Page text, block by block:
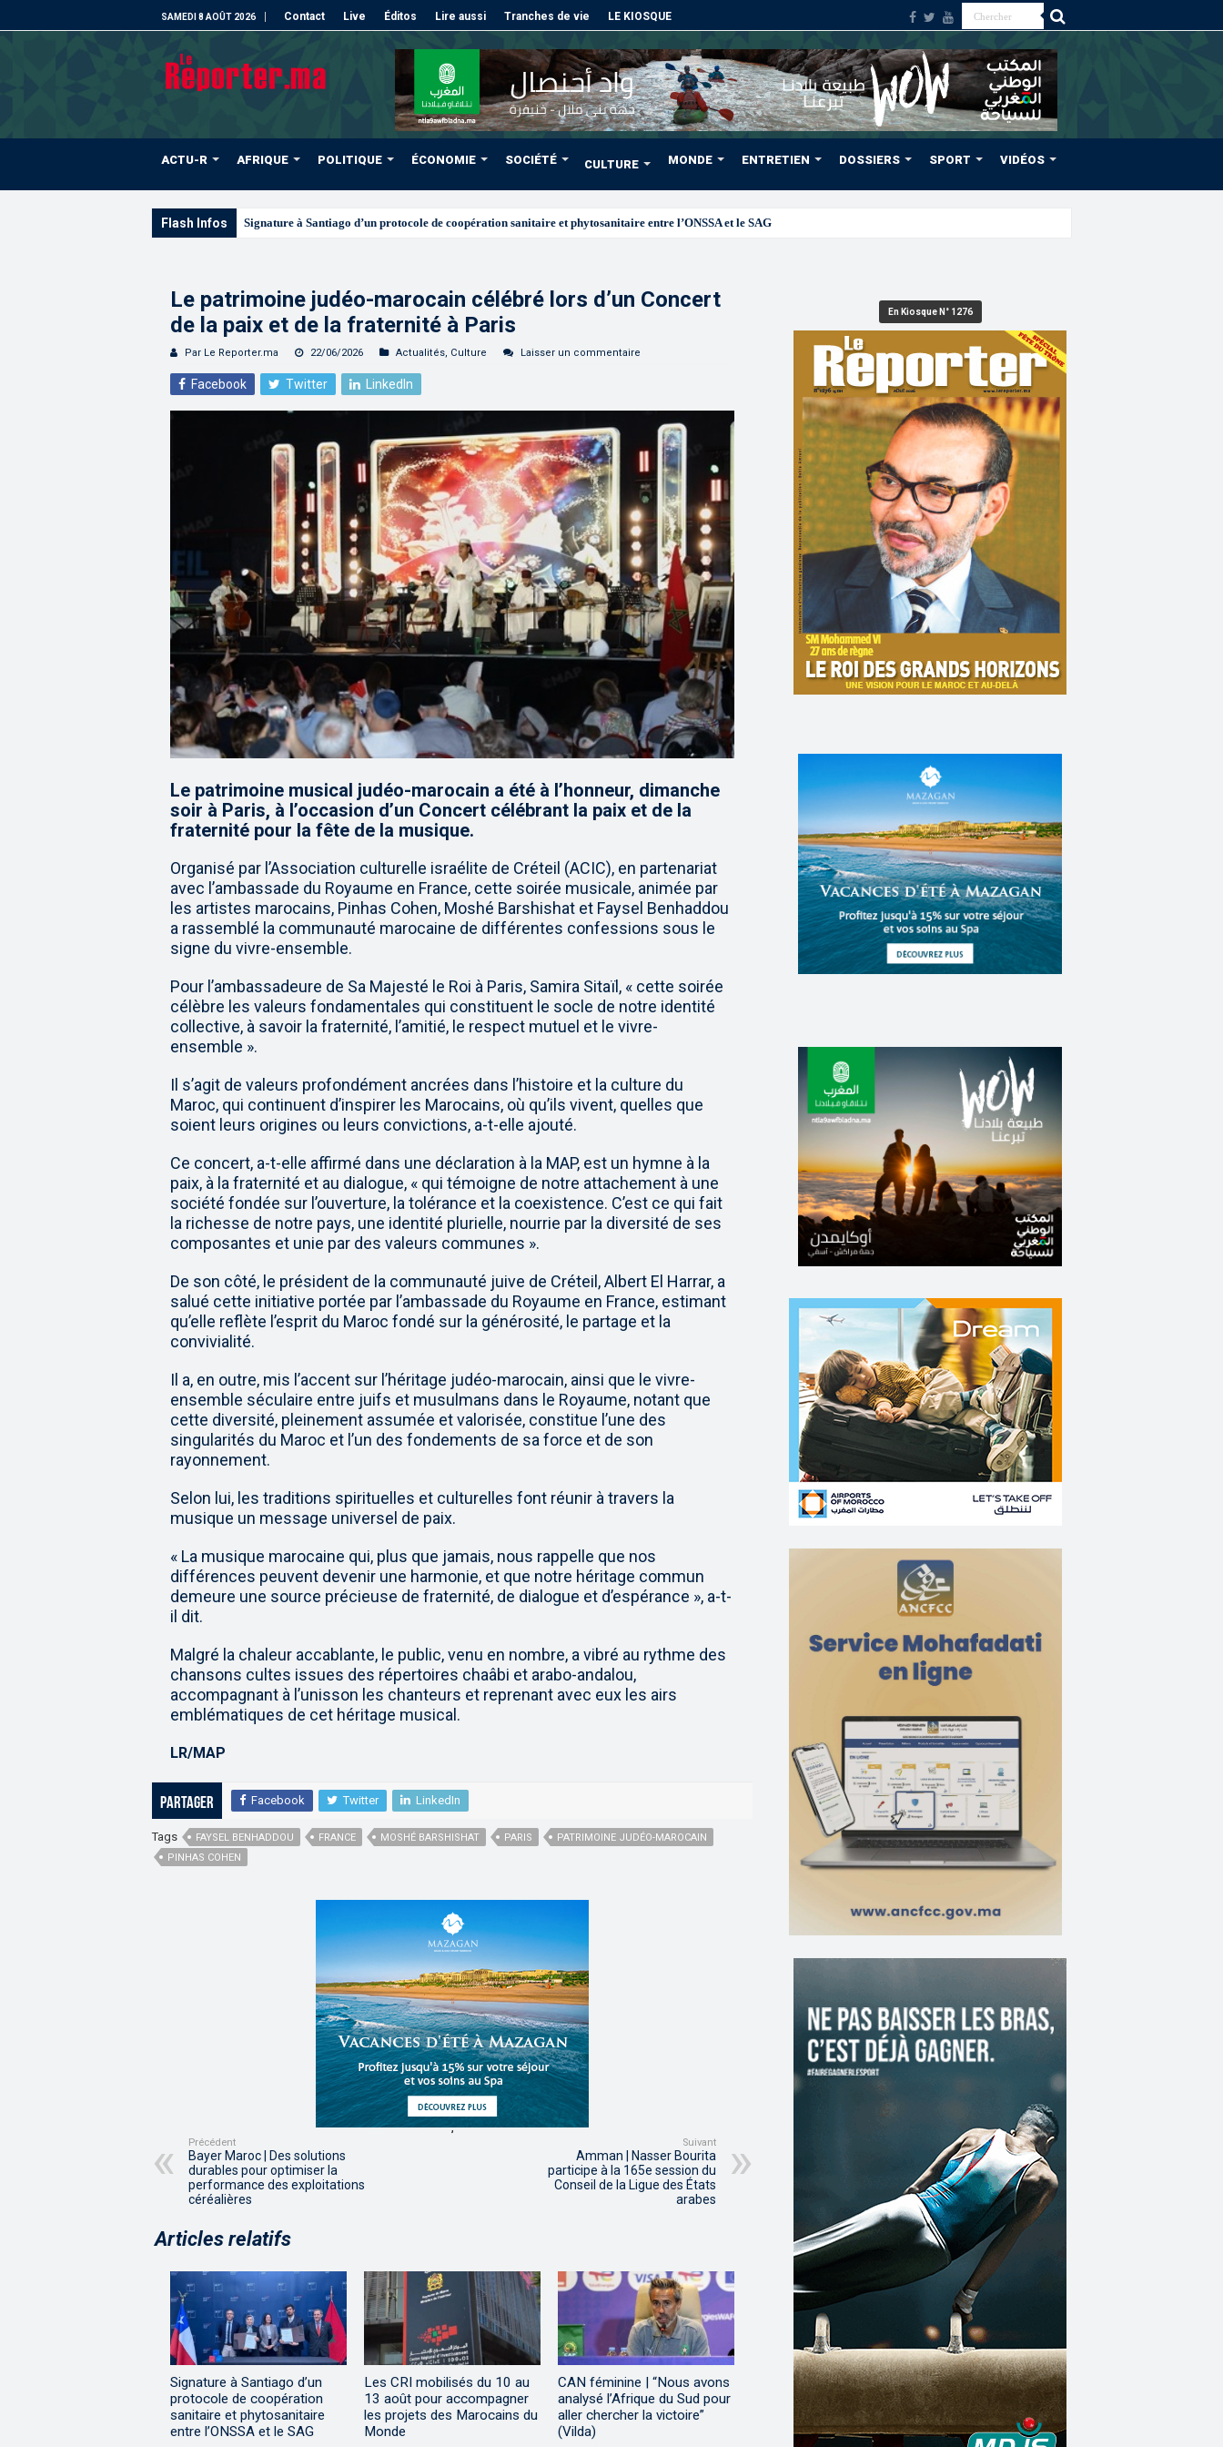
SAMEDI 8 AOÛT 2026 Contact Live Éditos Lire aussi Tranches de vie LE KIOSQUE
ACTU-R AFRIQUE POLITIQUE ÉCONOMIE SOCIÉTÉ CULTURE MONDE ENTRETIEN DOSSIERS SPORT VIDÉOS
Flash Infos Les C
Le patrimoine judéo-marocain célébré lors d’un Concert
de la paix et de la fraternité à Paris
Par Le Reporter.ma 22/06/2026 Actualités, Culture Laisser un commentaire
Facebook Twitter LinkedIn
Le patrimoine musical judéo-marocain a été à l’honneur, dimanche
soir à Paris, à l’occasion d’un Concert célébrant la paix et de la
fraternité pour la fête de la musique.
Organisé par l’Association culturelle israélite de Créteil (ACIC), en partenariat
avec l’ambassade du Royaume en France, cette soirée musicale, animée par
les artistes marocains, Pinhas Cohen, Moshé Barshishat et Faysel Benhaddou
a rassemblé la communauté marocaine de différentes confessions sous le
signe du vivre-ensemble.
Pour l’ambassadeure de Sa Majesté le Roi à Paris, Samira Sitaïl, « cette soirée
célèbre les valeurs fondamentales qui constituent le socle de notre identité
collective, à savoir la fraternité, l’amitié, le respect mutuel et le vivre-
ensemble ».
Il s’agit de valeurs profondément ancrées dans l’histoire et la culture du
Maroc, qui continuent d’inspirer les Marocains, où qu’ils vivent, quelles que
soient leurs origines ou leurs convictions, a-t-elle ajouté.
Ce concert, a-t-elle affirmé dans une déclaration à la MAP, est un hymne à la
paix, à la fraternité et au dialogue, « qui témoigne de notre attachement à une
société fondée sur l’ouverture, la tolérance et la coexistence. C’est ce qui fait
la richesse de notre pays, une identité plurielle, nourrie par la diversité de ses
composantes et unie par des valeurs communes ».
De son côté, le président de la communauté juive de Créteil, Albert El Harrar, a
salué cette initiative portée par l’ambassade du Royaume en France, estimant
qu’elle reflète l’esprit du Maroc fondé sur la générosité, le partage et la
convivialité.
Il a, en outre, mis l’accent sur l’héritage judéo-marocain, ainsi que le vivre-
ensemble séculaire entre juifs et musulmans dans le Royaume, notant que
cette diversité, pleinement assumée et valorisée, constitue l’une des
singularités du Maroc et l’un des fondements de sa force et de son
rayonnement.
Selon lui, les traditions spirituelles et culturelles font réunir à travers la
musique un message universel de paix.
« La musique marocaine qui, plus que jamais, nous rappelle que nos
différences peuvent devenir une harmonie, et que notre héritage commun
demeure une source précieuse de fraternité, de dialogue et d’espérance », a-t-
il dit.
Malgré la chaleur accablante, le public, venu en nombre, a vibré au rythme des
chansons cultes issues des répertoires chaâbi et arabo-andalou,
accompagnant à l’unisson les chanteurs et reprenant avec eux les airs
emblématiques de cet héritage musical.
LR/MAP
Partager Facebook Twitter LinkedIn
Tags FAYSEL BENHADDOU FRANCE MOSHÉ BARSHISHAT PARIS
PATRIMOINE JUDÉO-MAROCAIN
PINHAS COHEN
,,
,,
Précédent
Bayer Maroc | Des solutions
durables pour optimiser la
performance des exploitations
céréalières
Suivant
Amman | Nasser Bourita
participe à la 165e session du
Conseil de la Ligue des États
arabes
Articles relatifs
Signature à Santiago d’un
protocole de coopération
sanitaire et phytosanitaire
entre l’ONSSA et le SAG
Les CRI mobilisés du 10 au
13 août pour accompagner
les projets des Marocains du
Monde
CAN féminine | “Nous avons
analysé l’Afrique du Sud pour
aller chercher la victoire”
(Vilda)
En Kiosque N° 1276